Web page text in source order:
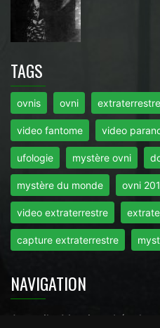
TAGS
ovnis ovni extraterrestre
video fantome video
ufologie mystère ovni
mystère du monde ovni
video extraterrestre
capture extraterrestre
NAVIGATION
Accueil Mentions Légales